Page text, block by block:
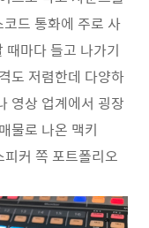
드 통화에 주로 사
마다 들고 나가기
도 저렴한데 다양하
영상 업계에서 굉장
물로 나온 맥키
커 쪽 포트폴리오